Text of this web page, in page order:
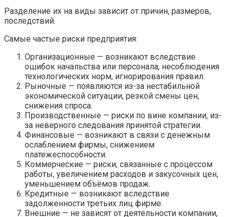
Разделение их на виды зависит от причин, размеров,
последствий.
Самые частые риски предприятия:
Организационные — возникают вследствие
ошибок начальства или персонала, несоблюдения
технологических норм, игнорирования правил.
Рыночные — появляются из-за нестабильной
экономической ситуации, резкой смены цен,
снижения спроса.
Производственные — риски по вине компании, из-
за неверного следования принятой стратегии.
Финансовые — возникают в связи с денежным
ослаблением фирмы, снижением
платежеспособности.
Коммерческие — риски, связанные с процессом
работы, увеличением расходов и закусочных цен,
уменьшением объёмов продаж.
Кредитные — возникают вследствие
задолженности третьих лиц фирме.
Внешние — не зависят от деятельности компании,